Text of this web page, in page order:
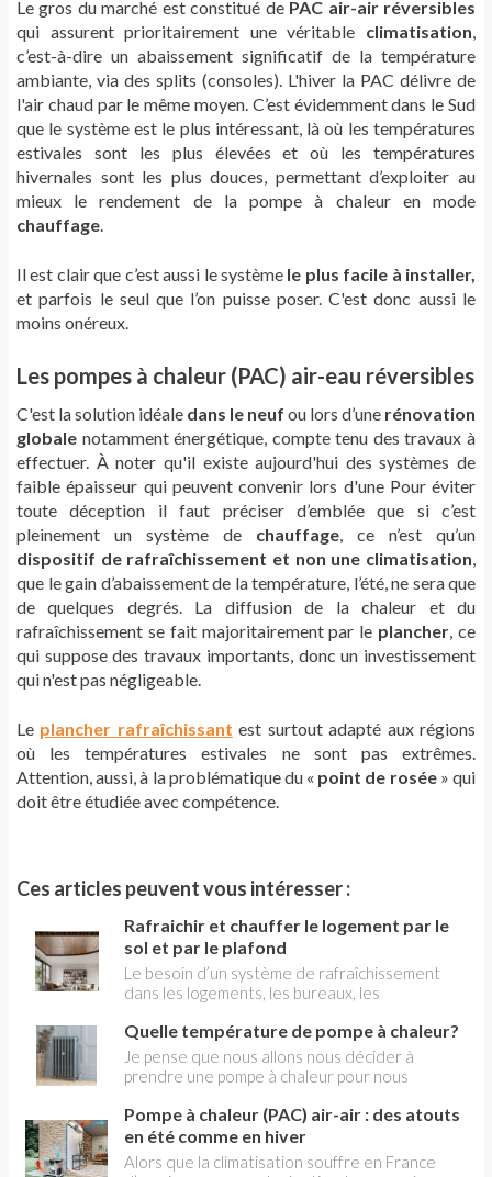
Le gros du marché est constitué de PAC air-air réversibles
qui assurent prioritairement une véritable climatisation,
c’est-à-dire un abaissement significatif de la température
ambiante, via des splits (consoles). L'hiver la PAC délivre de
l'air chaud par le même moyen. C’est évidemment dans le Sud
que le système est le plus intéressant, là où les températures
estivales sont les plus élevées et où les températures
hivernales sont les plus douces, permettant d’exploiter au
mieux le rendement de la pompe à chaleur en mode
chauffage.
Il est clair que c’est aussi le système le plus facile à installer,
et parfois le seul que l’on puisse poser. C'est donc aussi le
moins onéreux.
Les pompes à chaleur (PAC) air-eau réversibles
C'est la solution idéale dans le neuf ou lors d’une rénovation
globale notamment énergétique, compte tenu des travaux à
effectuer. À noter qu'il existe aujourd'hui des systèmes de
faible épaisseur qui peuvent convenir lors d'une Pour éviter
toute déception il faut préciser d’emblée que si c’est
pleinement un système de chauffage, ce n’est qu’un
dispositif de rafraîchissement et non une climatisation,
que le gain d’abaissement de la température, l’été, ne sera que
de quelques degrés. La diffusion de la chaleur et du
rafraîchissement se fait majoritairement par le plancher, ce
qui suppose des travaux importants, donc un investissement
qui n'est pas négligeable.
Le plancher rafraîchissant est surtout adapté aux régions
où les températures estivales ne sont pas extrêmes.
Attention, aussi, à la problématique du « point de rosée» qui
doit être étudiée avec compétence.
Ces articles peuvent vous intéresser :
Rafraichir et chauffer le logement par le
sol et par le plafond
Le besoin d’un système de rafraîchissement
dans les logements, les bureaux, les
que soit la région. Si la climatisation est
aujourd’hui répandue, ce n’est pas le seul
moyen, pas forcément le plus confortable et
pas le plus économique sur le long terme. Grâce
aux innovations technologiques et aux
systèmes proposés par les industriels
fabricants de composants et de systèmes
Quelle température de pompe à chaleur?
Je pense que nous allons nous décider à
prendre une pompe à chaleur pour nous
température de pompe à chaleur choisir.
Quelles sont les options? Jean-Philippe
Pompe à chaleur (PAC) air-air : des atouts
en été comme en hiver
Alors que la climatisation souffre en France